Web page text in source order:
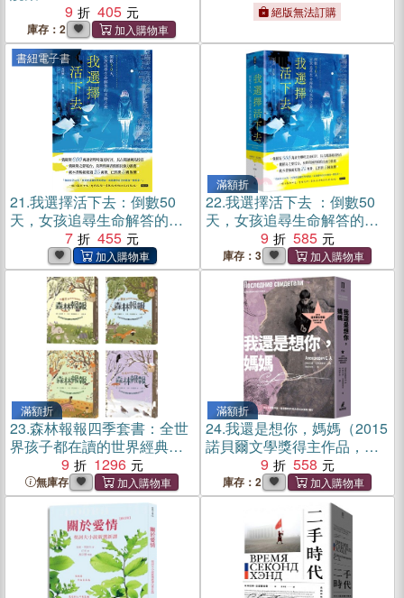
9
405
庫存：2
絕版無法訂購
書紐電子書
21.我選擇活下去：倒數50
天，女孩追尋生命解答的末
路之旅(電子書)
7 455
滿額折
22.我選擇活下去 ：倒數50
天，女孩追尋生命解答的末
9 585
庫存：3
滿額折
23.森林報報四季套書：全世
界孩子都在讀的世界經典自
然文學 【共四冊】
9 1296
無庫存
滿額折
24.我還是想你，媽媽（2015
諾貝爾文學獎得主作品，出
版四十周年紀念新版）
9 558
庫存：2